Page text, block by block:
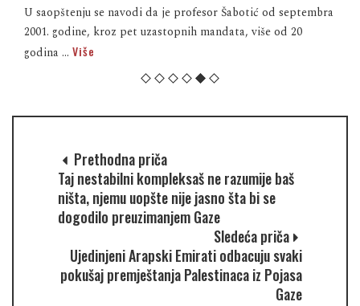
U saopštenju se navodi da je profesor Šabotić od septembra
2001. godine, kroz pet uzastopnih mandata, više od 20
godina ... Više
Prethodna priča
Taj nestabilni kompleksaš ne razumije baš
ništa, njemu uopšte nije jasno šta bi se
dogodilo preuzimanjem Gaze
Sledeća priča
Ujedinjeni Arapski Emirati odbacuju svaki
pokušaj premještanja Palestinaca iz Pojasa
Gaze